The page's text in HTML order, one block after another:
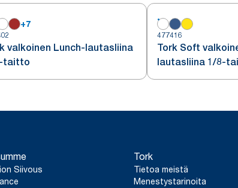
+7
valkoinen Lunch-lautasliina
taitto
477416
Tork Soft
lautasliina 1/8-
Siivous
Tork
Tietoa meistä
Menestystarinoita